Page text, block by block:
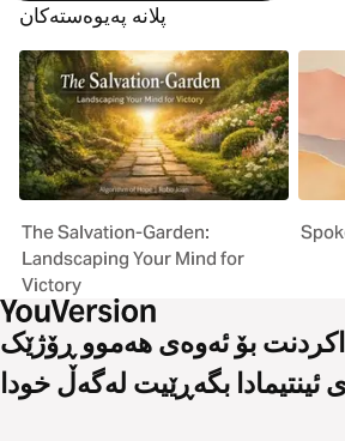
پلانە پەیوەستەکان
The Salvation-Garden:
Landscaping Your Mind for
Victory
بۆ ئەوەی هەموو ڕۆژێک